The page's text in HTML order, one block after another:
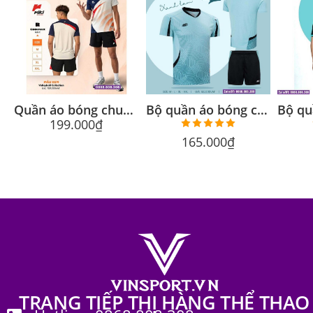
Quần áo bóng chuyền Riki Sway chính hãng, thấm hút tốt
199.000₫
Bộ quần áo bóng chuyền Riki Volleyball Vol2 nam nữ nhiều màu
Được xếp
hạng5.00
165.000₫
TRANG TIẾP THỊ HÀNG THỂ THAO